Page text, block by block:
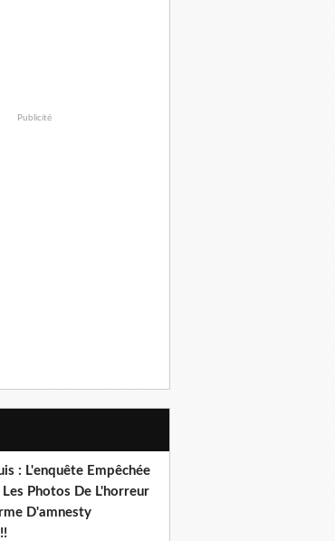
Publicité
: L'enquête Empêchée
Photos De L'horreur
D'amnesty